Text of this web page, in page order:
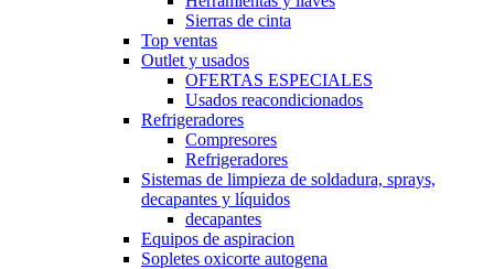
Sierras de cinta
Top ventas
Outlet y usados
OFERTAS ESPECIALES
Usados reacondicionados
Refrigeradores
Compresores
Refrigeradores
Sistemas de limpieza de soldadura, sprays,
decapantes y líquidos
decapantes
Equipos de aspiracion
Sopletes oxicorte autogena